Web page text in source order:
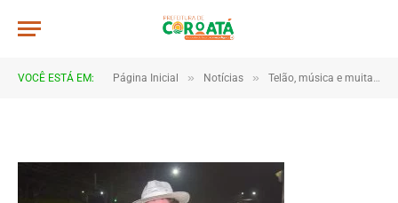
VOCÊ ESTÁ EM: Página Inicial » Notícias » Telão, música e muita torcida marcam estreia do Brasil em Coroatá
JWR_5102